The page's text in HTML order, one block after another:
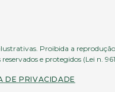
Proibida a
e protegidos (Lei n.
DE PRIVACIDADE